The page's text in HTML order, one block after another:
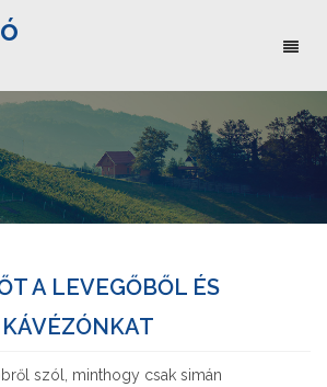
A LEVEGŐBŐL ÉS
szól, minthogy csak simán